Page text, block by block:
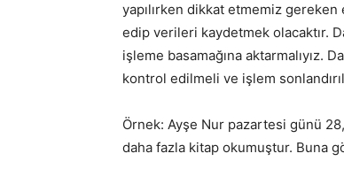
yapılırken dikkat etmemiz
edip verileri kaydetmek olacaktır.
işleme basamağına aktarmalıyız.
kontrol edilmeli ve işlem
Örnek: Ayşe Nur pazartesi günü
daha fazla kitap okumuştur. Buna